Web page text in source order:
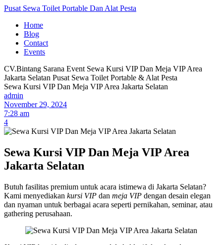
Pusat Sewa Toilet Portable Dan Alat Pesta
Home
Blog
Contact
Events
CV.Bintang Sarana Event Sewa Kursi VIP Dan Meja VIP Area
Jakarta Selatan Pusat Sewa Toilet Portable & Alat Pesta
Sewa Kursi VIP Dan Meja VIP Area Jakarta Selatan
admin
November 29, 2024
7:28 am
4
Sewa Kursi VIP Dan Meja VIP Area
Jakarta Selatan
Butuh fasilitas premium untuk acara istimewa di Jakarta Selatan?
Kami menyediakan kursi VIP dan meja VIP dengan desain elegan
dan nyaman untuk berbagai acara seperti pernikahan, seminar, atau
gathering perusahaan.